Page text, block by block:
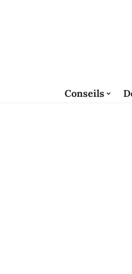
Conseils